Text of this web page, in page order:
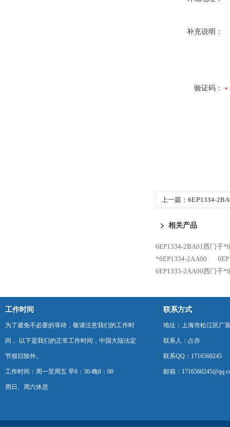
补充说明：
验证码：
上一篇： 6EP1334-
相关产品
6EP1334-2BA01西门子
*6EP1334-2AA00
6EP1333-2AA00西门子
工作时间
为了避免不必要的等待，敬请注意我们的工作时
间 。以下是我们的正常工作时间，中国大陆法定
节假日除外。
工作时间：周一至周五 早8：30-晚6：00
周日、周六休息
联系方式
地址：上海市松江区广
联系人：占亦
联系QQ：1716560245
邮箱：